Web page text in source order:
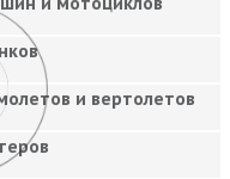
и вертолетов